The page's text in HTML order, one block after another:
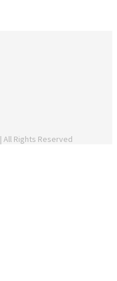
| All Rights Reserved